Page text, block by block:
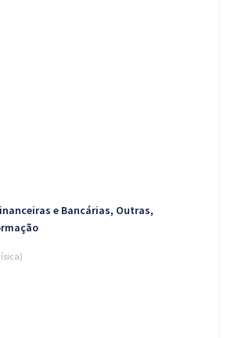
e Bancárias, Outras,